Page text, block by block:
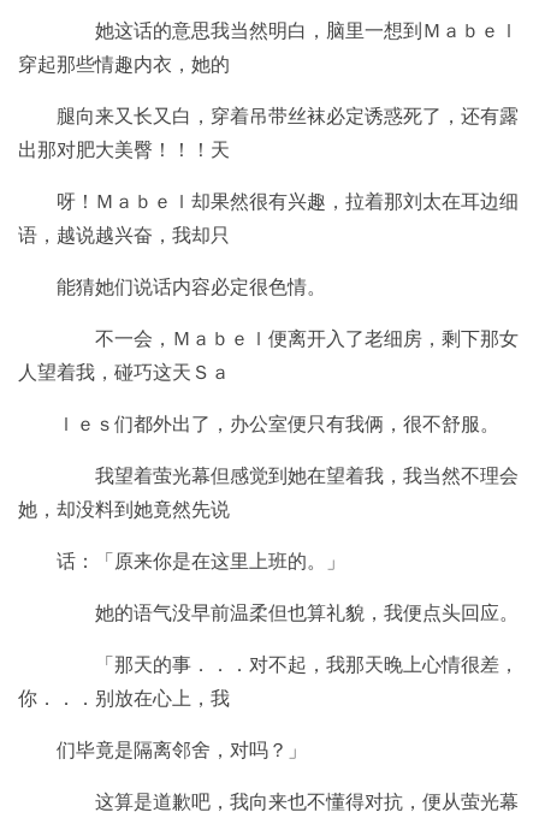
她这话的意思我当然明白，脑里一想到Ｍａｂｅｌ
穿起那些情趣内衣，她的
腿向来又长又白，穿着吊带丝袜必定诱惑死了，还有露
出那对肥大美臀！！！天
呀！Ｍａｂｅｌ却果然很有兴趣，拉着那刘太在耳边细
语，越说越兴奋，我却只
能猜她们说话内容必定很色情。
不一会，Ｍａｂｅｌ便离开入了老细房，剩下那女
人望着我，碰巧这天Ｓａ
ｌｅｓ们都外出了，办公室便只有我俩，很不舒服。
我望着萤光幕但感觉到她在望着我，我当然不理会
她，却没料到她竟然先说
话：「原来你是在这里上班的。」
她的语气没早前温柔但也算礼貌，我便点头回应。
「那天的事．．．对不起，我那天晚上心情很差，
你．．．别放在心上，我
们毕竟是隔离邻舍，对吗？」
这算是道歉吧，我向来也不懂得对抗，便从萤光幕